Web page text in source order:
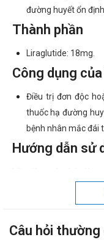
đường huyết ổn
Thành phần
Liraglutide: 18mg.
Công dụng
Điều trị đơn độc
thuốc hạ đường
bệnh nhân mắc đái
Hướng dẫn sử
Dùng bằng
đùi). Việc dùng
và có thể thay
Câu hỏi thường